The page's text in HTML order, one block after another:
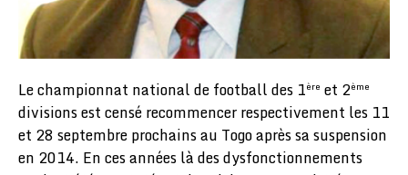
Le championnat national de football des 1ère et 2ème
divisions est censé recommencer respectivement les 11
et 28 septembre prochains au Togo après sa suspension
en 2014. En ces années là des dysfonctionnements